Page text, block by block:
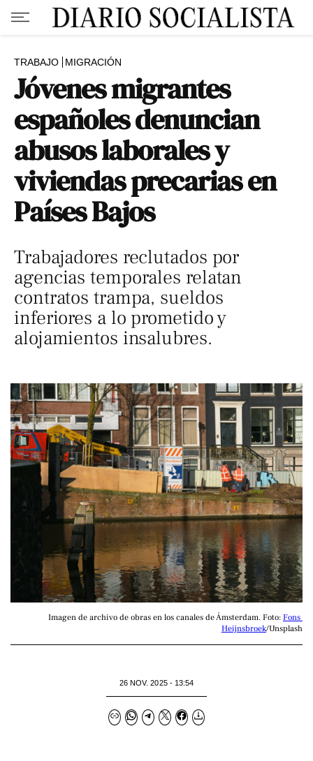
TRABAJO MIGRACIÓN
Jóvenes migrantes
españoles denuncian
abusos laborales y
viviendas precarias en
Países Bajos
Trabajadores reclutados por
agencias temporales relatan
contratos trampa, sueldos
inferiores a lo prometido y
alojamientos insalubres.
Imagen de archivo de obras en los canales de Ámsterdam. Foto: Fons
Heijnsbroek/Unsplash
26 NOV. 2025 - 13:54